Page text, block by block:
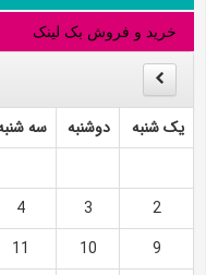
خرید و فروش بک لینک
یک شنبه دوشنبه سه شنبه
2
3
4
9
10
11